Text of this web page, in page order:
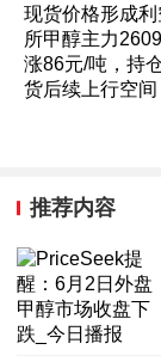
现货价格形成
所甲醇主力
涨86元/吨，持
货后续上行空间
推荐内容